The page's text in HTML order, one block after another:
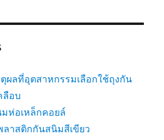
ผลที่อุตสาหกรรมเลือกใช้ถุงกัน
ลือบ
ห่อเหล็กคอยล์
ลาสติกกันสนิมสีเขียว